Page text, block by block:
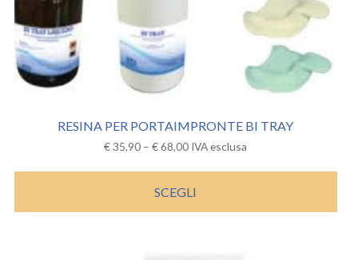
RESINA PER PORTAIMPRONTE BI TRAY
€35,90 –€68,00 IVA esclusa
SCEGLI